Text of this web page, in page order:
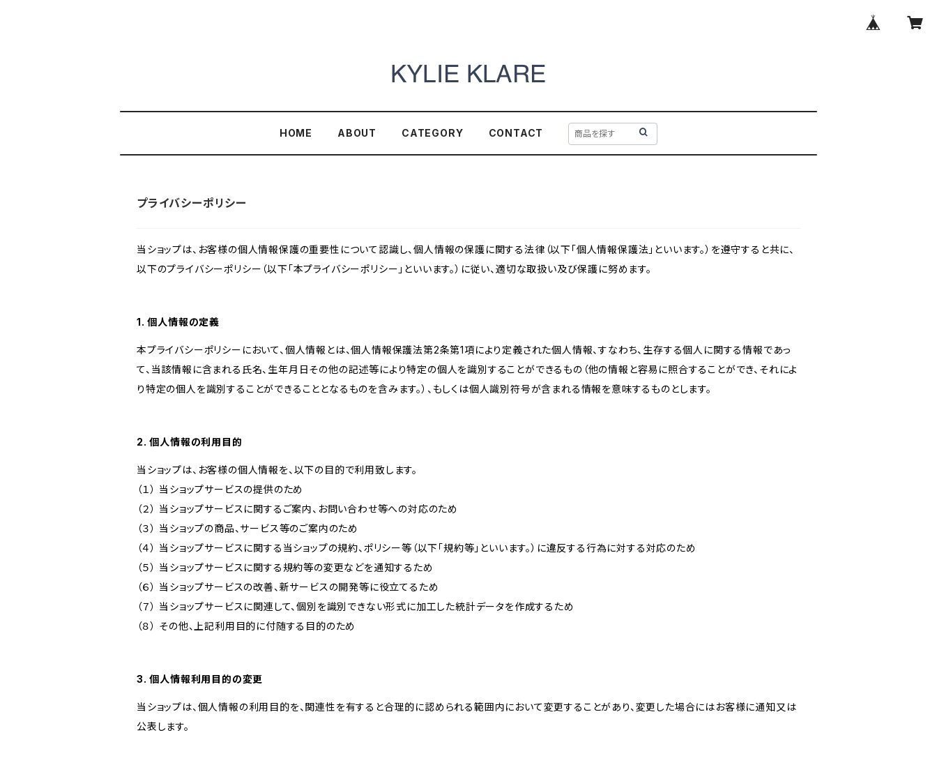
HOME ABOUT CATEGORY CONTACT
プライバシーポリシー
当ショップは、お客様の個人情報保護の重要性について認識し、個人情報の保護に関する法律（以下「個人情報保護法」といいます。）を遵守すると共に、
以下のプライバシーポリシー（以下「本プライバシーポリシー」といいます。）に従い、適切な取扱い及び保護に努めます。
1. 個人情報の定義
本プライバシーポリシーにおいて、個人情報とは、個人情報保護法第2条第1項により定義された個人情報、すなわち、生存する個人に関する情報であっ
て、当該情報に含まれる氏名、生年月日その他の記述等により特定の個人を識別することができるもの（他の情報と容易に照合することができ、それによ
り特定の個人を識別することができることとなるものを含みます。）、もしくは個人識別符号が含まれる情報を意味するものとします。
2. 個人情報の利用目的
当ショップは、お客様の個人情報を、以下の目的で利用致します。
（１） 当ショップサービスの提供のため
（２） 当ショップサービスに関するご案内、お問い合わせ等への対応のため
（３） 当ショップの商品、サービス等のご案内のため
（４） 当ショップサービスに関する当ショップの規約、ポリシー等（以下「規約等」といいます。）に違反する行為に対する対応のため
（５） 当ショップサービスに関する規約等の変更などを通知するため
（６） 当ショップサービスの改善、新サービスの開発等に役立てるため
（７） 当ショップサービスに関連して、個別を識別できない形式に加工した統計データを作成するため
（８） その他、上記利用目的に付随する目的のため
3. 個人情報利用目的の変更
当ショップは、個人情報の利用目的を、関連性を有すると合理的に認められる範囲内において変更することがあり、変更した場合にはお客様に通知又は
公表します。